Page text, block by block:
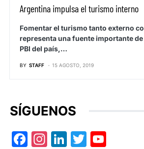
Argentina impulsa el turismo interno
Fomentar el turismo tanto externo
representa una fuente importante
PBI del país,…
BY STAFF 15 AGOSTO, 2019
SÍGUENOS
Facebook
Instagram
LinkedIn
Twitter